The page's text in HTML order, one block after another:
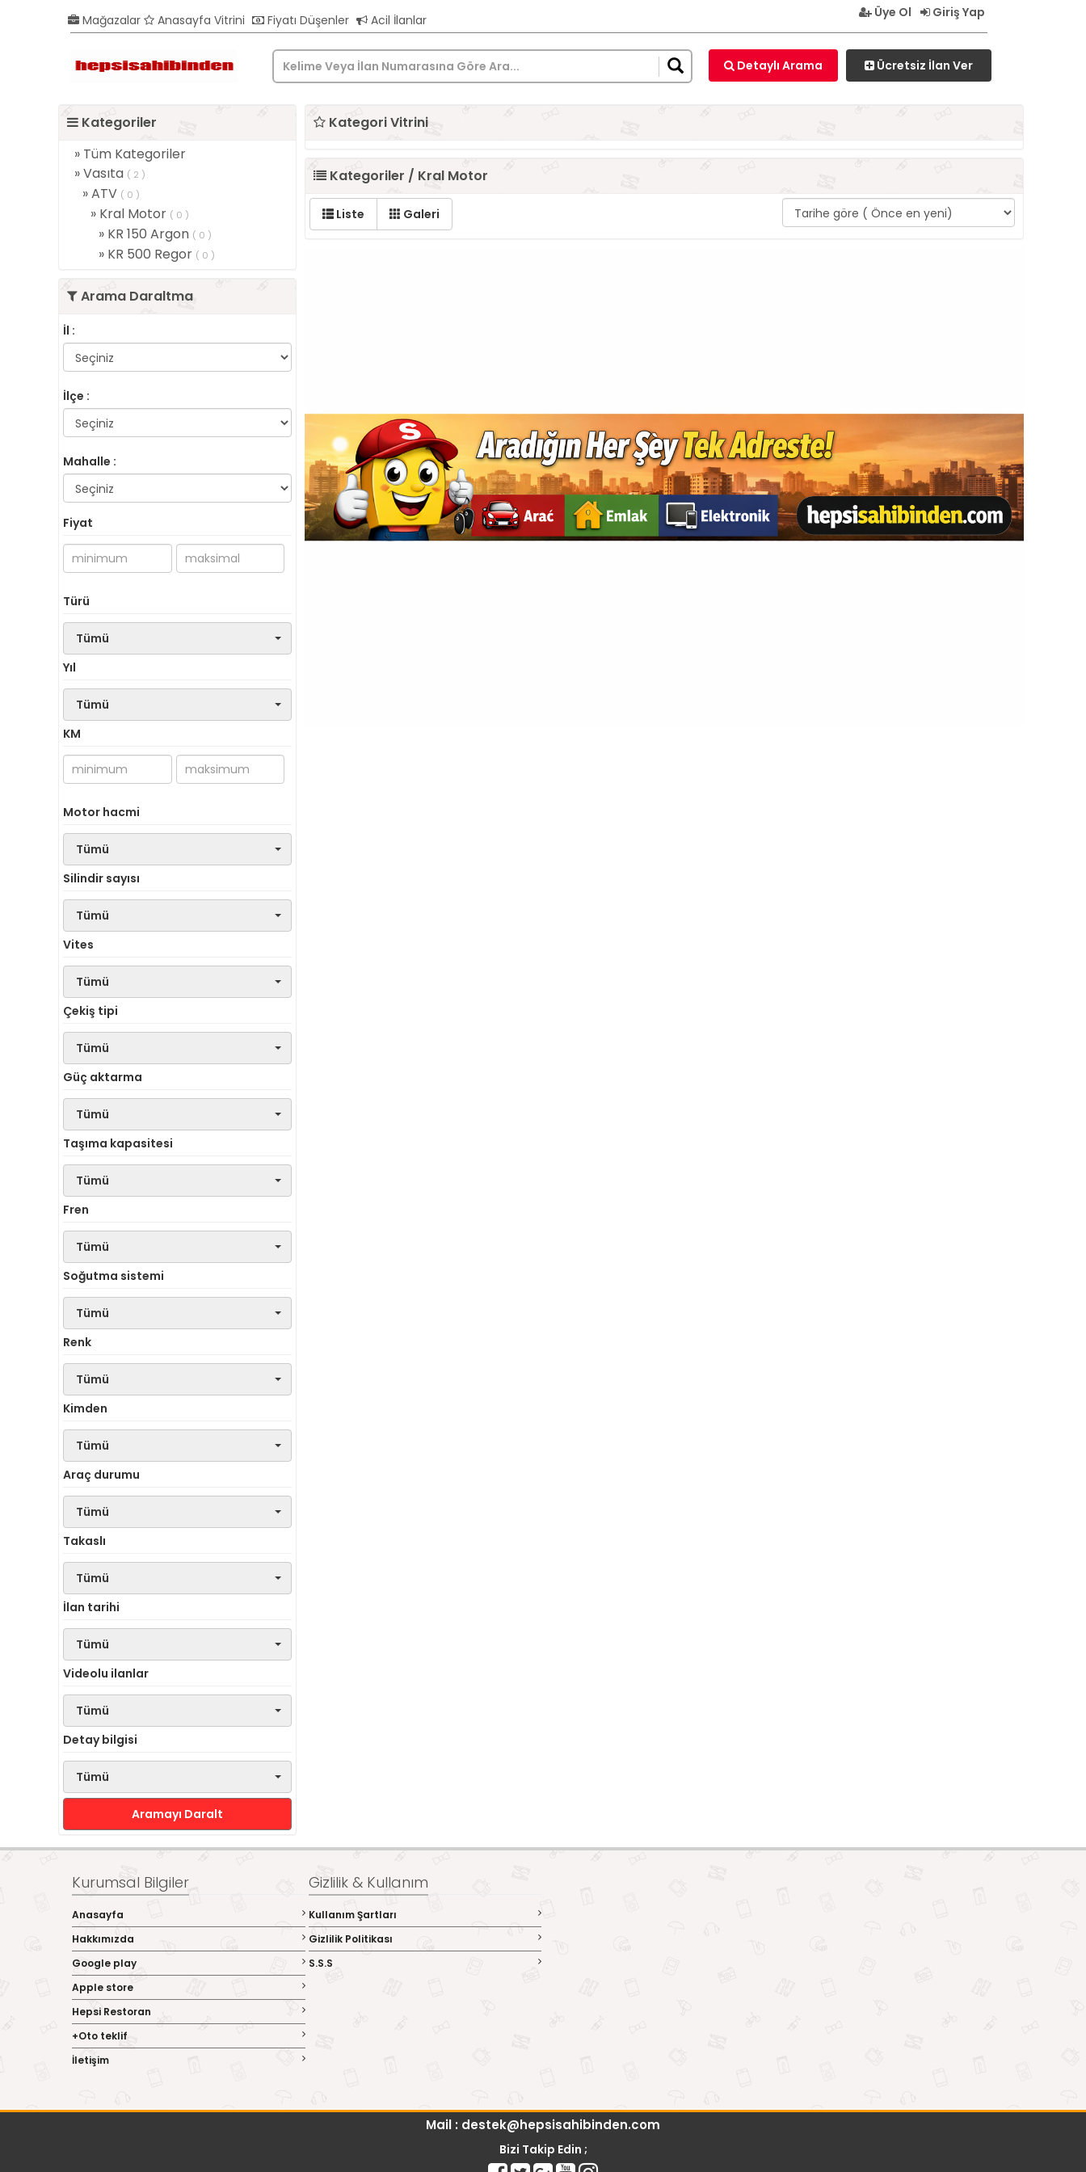
Üye Ol Giriş Yap
Mağazalar Anasayfa Vitrini Fiyatı Düşenler Acil İlanlar
Detaylı Arama Ücretsiz İlan Ver
Kategoriler
» Tüm Kategoriler
» Vasıta ( 2 )
» ATV ( 0 )
» Kral Motor ( 0 )
» KR 150 Argon ( 0 )
» KR 500 Regor ( 0 )
Arama Daraltma
İl :
İlçe :
Mahalle :
Fiyat
Türü
Tümü
Yıl
Tümü
KM
Motor hacmi
Tümü
Silindir sayısı
Tümü
Vites
Tümü
Çekiş tipi
Tümü
Güç aktarma
Tümü
Taşıma kapasitesi
Tümü
Fren
Tümü
Soğutma sistemi
Tümü
Renk
Tümü
Kimden
Tümü
Araç durumu
Tümü
Takaslı
Tümü
İlan tarihi
Tümü
Videolu ilanlar
Tümü
Detay bilgisi
Tümü
Aramayı Daralt
Kategori Vitrini
Kategoriler / Kral Motor
Liste Galeri
Kurumsal Bilgiler
Anasayfa
Hakkımızda
Google play
Apple store
Hepsi Restoran
+Oto teklif
İletişim
Gizlilik & Kullanım
Kullanım Şartları
Gizlilik Politikası
S.S.S
Mail : destek@hepsisahibinden.com
Bizi Takip Edin ;